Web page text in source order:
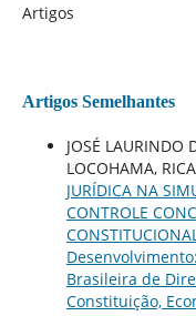
Artigos
Artigos Semelhantes
JOSÉ LAURINDO
LOCOHAMA,
JURÍDICA NA
CONTROLE
Brasileira de
Constituição,